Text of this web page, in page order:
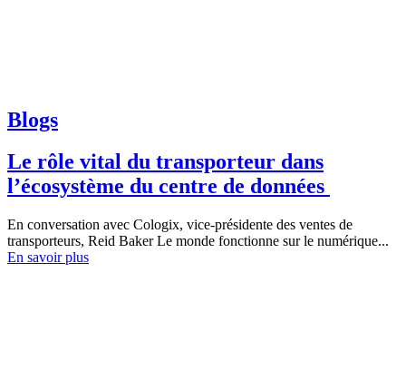
Blogs
Le rôle vital du transporteur dans
l’écosystème du centre de données
En conversation avec Cologix, vice-présidente des ventes de
transporteurs, Reid Baker Le monde fonctionne sur le numérique...
En savoir plus